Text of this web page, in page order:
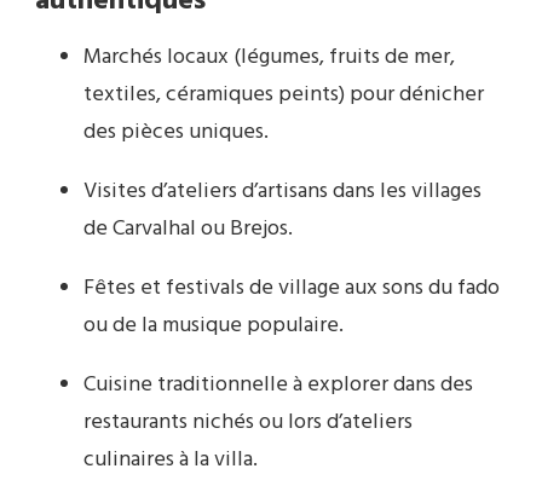
Marchés locaux (légumes, fruits de mer,
textiles, céramiques peints) pour dénicher
des pièces uniques.
Visites d’ateliers d’artisans dans les villages
de Carvalhal ou Brejos.
Fêtes et festivals de village aux sons du fado
ou de la musique populaire.
Cuisine traditionnelle à explorer dans des
restaurants nichés ou lors d’ateliers
culinaires à la villa.